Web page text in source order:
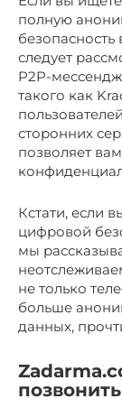
полную
следует
P2P-
такого как
сторонних
позволяет
Кстати, если
цифровой
мы
не только
больше
данных,